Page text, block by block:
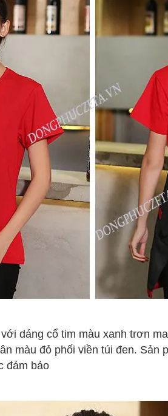
dáng cổ tim màu xanh trơn
màu đỏ phối viền túi đen. Sản
đảm bảo